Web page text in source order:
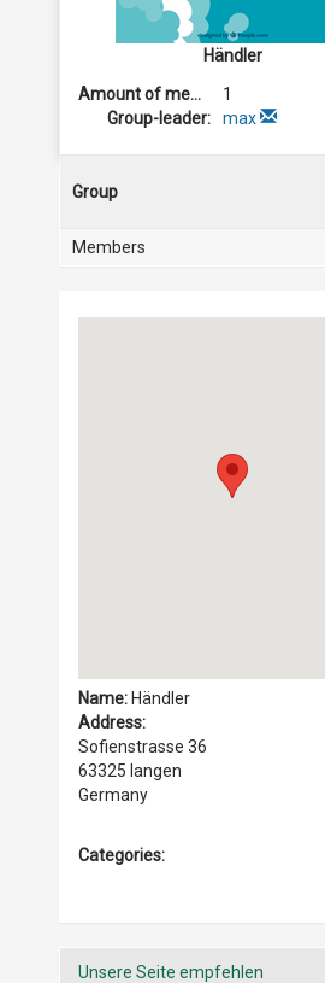
Händler
Amount of members:
1
Group-leader:
max
Group
Members
Name:Händler
Address:
Sofienstrasse 36
63325 langen
Germany
Categories:
Unsere Seite empfehlen